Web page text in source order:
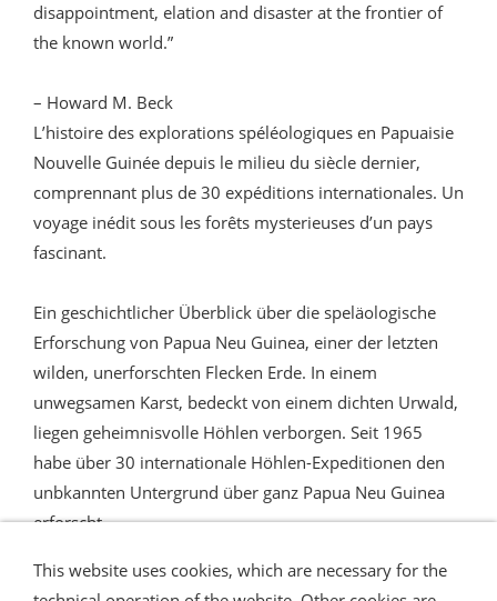
disappointment, elation and disaster at the frontier of
the known world.”
– Howard M. Beck
L’histoire des explorations spéléologiques en Papuaisie
Nouvelle Guinée depuis le milieu du siècle dernier,
comprennant plus de 30 expéditions internationales. Un
voyage inédit sous les forêts mysterieuses d’un pays
fascinant.
Ein geschichtlicher Überblick über die speläologische
Erforschung von Papua Neu Guinea, einer der letzten
wilden, unerforschten Flecken Erde. In einem
unwegsamen Karst, bedeckt von einem dichten Urwald,
liegen geheimnisvolle Höhlen verborgen. Seit 1965
habe über 30 internationale Höhlen-Expeditionen den
unbkannten Untergrund über ganz Papua Neu Guinea
erforscht.
This website uses cookies, which are necessary for the